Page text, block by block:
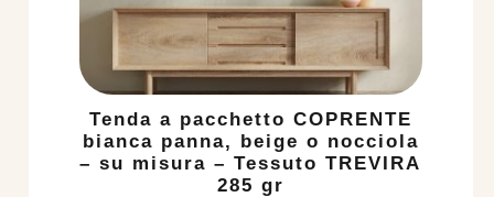
Tenda a pacchetto COPRENTE
bianca panna, beige o nocciola
– su misura – Tessuto TREVIRA
285 gr